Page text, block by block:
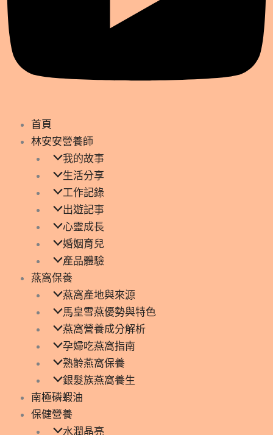
首頁
林安安營養師
我的故事
生活分享
工作記錄
出遊記事
心靈成長
婚姻育兒
產品體驗
燕窩保養
燕窩產地與來源
馬皇雪燕優勢與特色
燕窩營養成分解析
孕婦吃燕窩指南
熟齡燕窩保養
銀髮族燕窩養生
南極磷蝦油
保健營養
水潤晶亮